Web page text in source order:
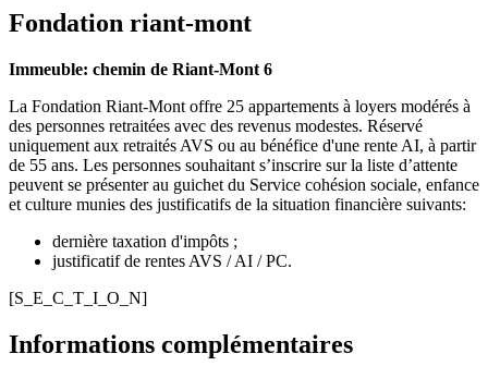
Fondation riant-mont
Immeuble: chemin de Riant-Mont 6
La Fondation Riant-Mont offre 25 appartements à loyers modérés à
des personnes retraitées avec des revenus modestes. Réservé
uniquement aux retraités AVS ou au bénéfice d'une rente AI, à partir
de 55 ans. Les personnes souhaitant s’inscrire sur la liste d’attente
peuvent se présenter au guichet du Service cohésion sociale, enfance
et culture munies des justificatifs de la situation financière suivants:
dernière taxation d'impôts ;
justificatif de rentes AVS / AI / PC.
[S_E_C_T_I_O_N]
Informations complémentaires